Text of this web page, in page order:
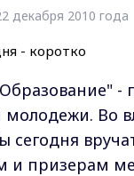
декабря 2010 года
-
молодежи. Во
сегодня
и призерам